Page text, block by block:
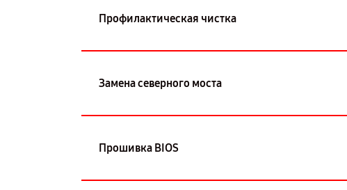
Профилактическая чистка
Замена северного моста
Прошивка BIOS